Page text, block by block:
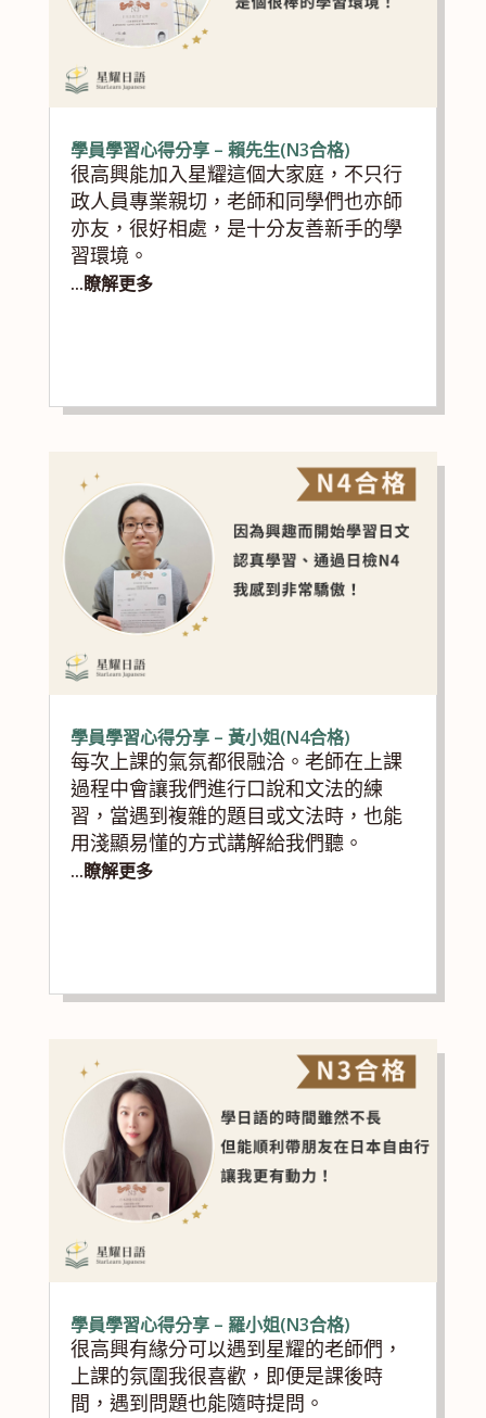
學員學習心得分享 – 賴先生(N3合格)
很高興能加入星耀這個大家庭，不只行
政人員專業親切，老師和同學們也亦師
亦友，很好相處，是十分友善新手的學
習環境。
...瞭解更多
學員學習心得分享 – 黃小姐(N4合格)
每次上課的氣氛都很融洽。老師在上課
過程中會讓我們進行口說和文法的練
習，當遇到複雜的題目或文法時，也能
用淺顯易懂的方式講解給我們聽。
...瞭解更多
學員學習心得分享 – 羅小姐(N3合格)
很高興有緣分可以遇到星耀的老師們，
上課的氛圍我很喜歡，即便是課後時
間，遇到問題也能隨時提問。